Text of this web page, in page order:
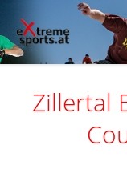
Zillertal